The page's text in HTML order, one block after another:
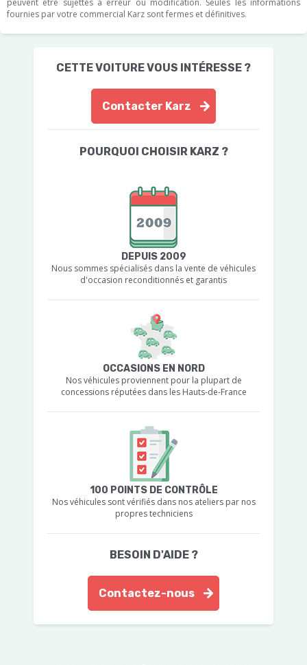
peuvent être sujettes à erreur ou modification. Seules les informations
fournies par votre commercial Karz sont fermes et définitives.
CETTE VOITURE VOUS INTÉRESSE ?
Contacter Karz
POURQUOI CHOISIR KARZ ?
DEPUIS 2009
Nous sommes spécialisés dans la vente de véhicules
d'occasion reconditionnés et garantis
OCCASIONS EN NORD
Nos véhicules proviennent pour la plupart de
concessions réputées dans les Hauts-de-France
100 POINTS DE CONTRÔLE
Nos véhicules sont vérifiés dans nos ateliers par nos
propres techniciens
BESOIN D'AIDE ?
Contactez-nous